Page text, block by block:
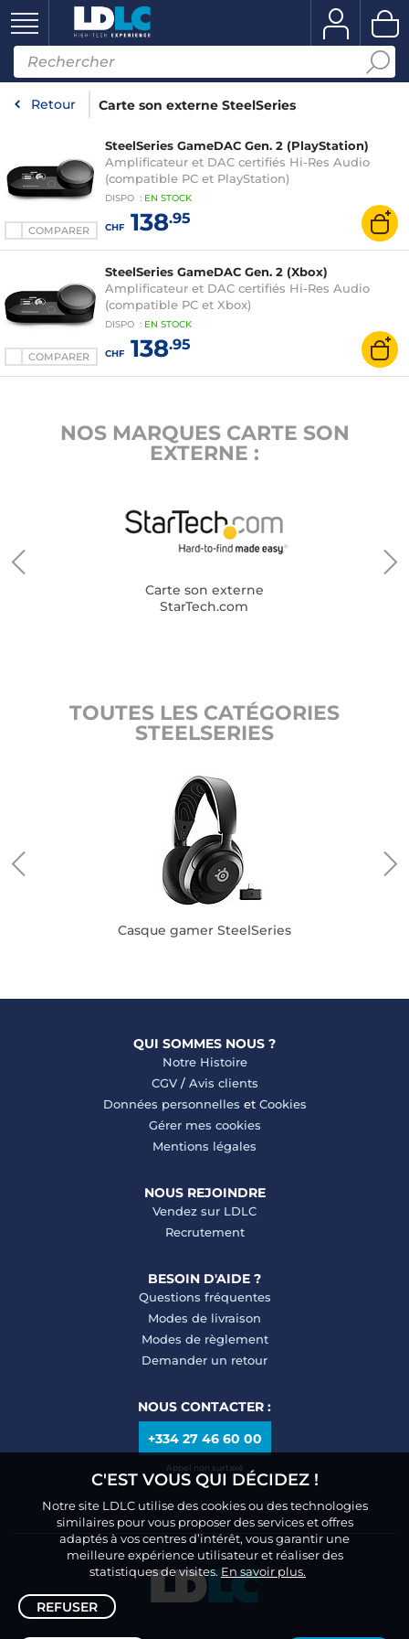
Retour Carte son externe SteelSeries
COMPARER
SteelSeries GameDAC Gen. 2 (PlayStation)
Amplificateur et DAC certifiés Hi-Res Audio
(compatible PC et PlayStation)
DISPO : EN STOCK
CHF138.95
COMPARER
SteelSeries GameDAC Gen. 2 (Xbox)
Amplificateur et DAC certifiés Hi-Res Audio
(compatible PC et Xbox)
DISPO : EN STOCK
CHF138.95
NOS MARQUES CARTE SON
EXTERNE :
Carte son externe
StarTech.com
TOUTES LES CATÉGORIES
STEELSERIES
Casque gamer SteelSeries
QUI SOMMES NOUS ?
Notre Histoire
CGV/ Avis clients
Données personnelles et Cookies
Gérer mes cookies
Mentions légales
NOUS REJOINDRE
Vendez sur LDLC
Recrutement
BESOIN D'AIDE ?
Questions fréquentes
Modes de livraison
Modes de règlement
Demander un retour
NOUS CONTACTER :
+334 27 46 60 00
Appel non surtaxé
C'EST VOUS QUI DÉCIDEZ !
Notre site LDLC utilise des cookies ou des technologies
similaires pour vous proposer des services et offres
adaptés à vos centres d’intérêt, vous garantir une
meilleure expérience utilisateur et réaliser des
statistiques de visites.En savoir plus.
REFUSER